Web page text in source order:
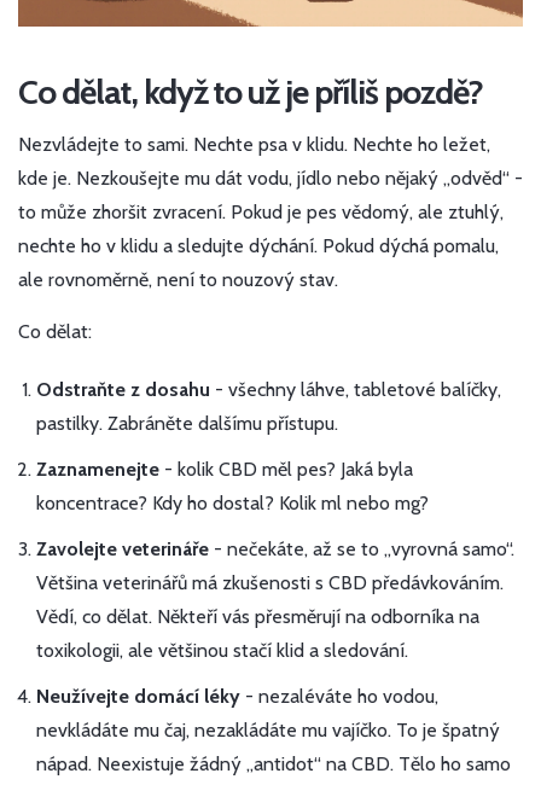
Co dělat, když to už je příliš pozdě?
Nezvládejte to sami. Nechte psa v klidu. Nechte ho ležet,
kde je. Nezkoušejte mu dát vodu, jídlo nebo nějaký „odvěd“ -
to může zhoršit zvracení. Pokud je pes vědomý, ale ztuhlý,
nechte ho v klidu a sledujte dýchání. Pokud dýchá pomalu,
ale rovnoměrně, není to nouzový stav.
Co dělat:
Odstraňte z dosahu - všechny láhve, tabletové balíčky,
pastilky. Zabráněte dalšímu přístupu.
Zaznamenejte - kolik CBD měl pes? Jaká byla
koncentrace? Kdy ho dostal? Kolik ml nebo mg?
Zavolejte veterináře - nečekáte, až se to „vyrovná samo“.
Většina veterinářů má zkušenosti s CBD předávkováním.
Vědí, co dělat. Někteří vás přesměrují na odborníka na
toxikologii, ale většinou stačí klid a sledování.
Neužívejte domácí léky - nezaléváte ho vodou,
nevkládáte mu čaj, nezakládáte mu vajíčko. To je špatný
nápad. Neexistuje žádný „antidot“ na CBD. Tělo ho samo